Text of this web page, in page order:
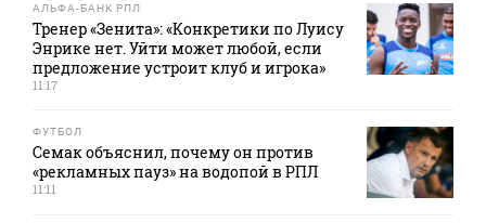
АЛЬФА-БАНК РПЛ
Тренер «Зенита»: «Конкретики по Луису
Энрике нет. Уйти может любой, если
предложение устроит клуб и игрока»
11:17
ФУТБОЛ
Семак объяснил, почему он против
«рекламных пауз» на водопой в РПЛ
11:11